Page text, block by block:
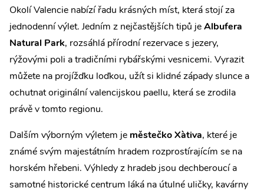
Okolí Valencie nabízí řadu krásných míst, která stojí za
jednodenní výlet. Jedním z nejčastějších tipů jeAlbufera
Natural Park, rozsáhlá přírodní rezervace s jezery,
rýžovými poli a tradičními rybářskými vesnicemi. Vyrazit
můžete na projížďku loďkou, užít si klidné západy slunce a
ochutnat originální valencijskou paellu, která se zrodila
právě v tomto regionu.
Dalším výborným výletem je městečko Xàtiva, které je
známé svým majestátním hradem rozprostírajícím se na
horském hřebeni. Výhledy z hradeb jsou dechberoucí a
samotné historické centrum láká na útulné uličky, kavárny